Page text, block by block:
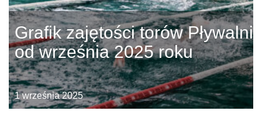
Grafik zajętości torów Pływalni
od września 2025 roku
1 września 2025